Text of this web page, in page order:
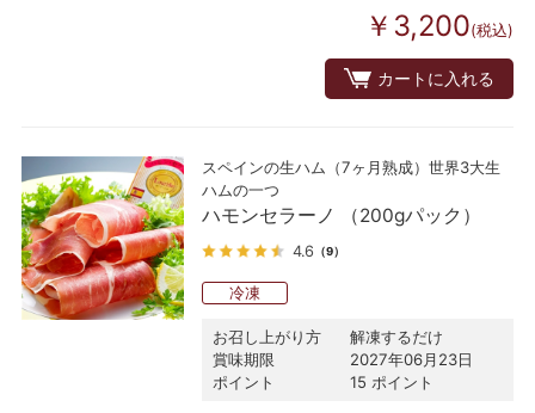
￥3,200(税込)
カートに入れる
スペインの生ハム（7ヶ月熟成）世界3大生
ハムの一つ
ハモンセラーノ （200gパック）
4.6 （9）
冷凍
お召し上がり方
解凍するだけ
賞味期限
2027年06月23日
ポイント
15 ポイント